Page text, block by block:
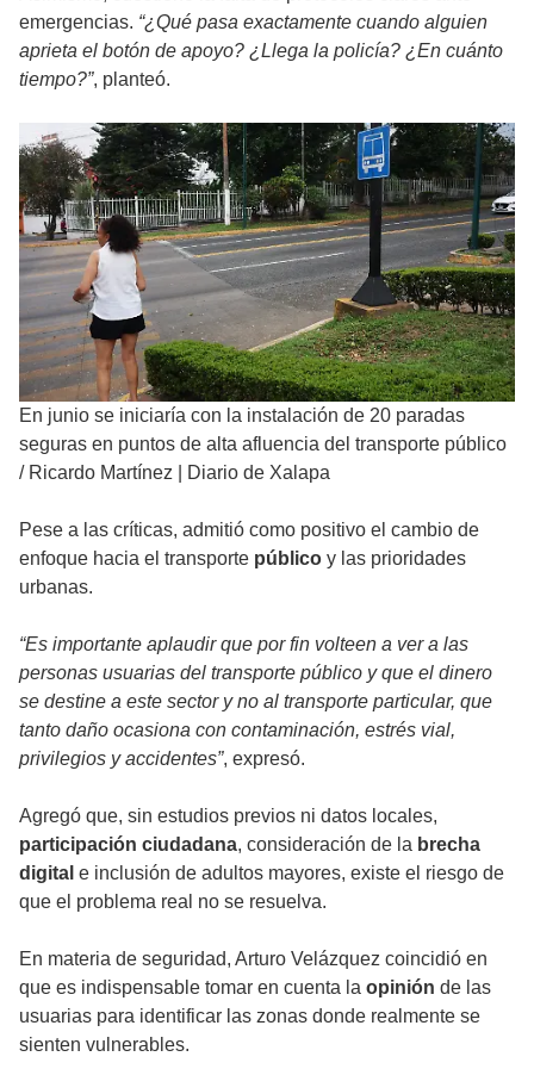
emergencias. “¿Qué pasa exactamente cuando alguien
aprieta el botón de apoyo? ¿Llega la policía? ¿En cuánto
tiempo?”, planteó.
En junio se iniciaría con la instalación de 20 paradas
seguras en puntos de alta afluencia del transporte público
/ Ricardo Martínez | Diario de Xalapa
Pese a las críticas, admitió como positivo el cambio de
enfoque hacia el transporte público y las prioridades
urbanas.
“Es importante aplaudir que por fin volteen a ver a las
personas usuarias del transporte público y que el dinero
se destine a este sector y no al transporte particular, que
tanto daño ocasiona con contaminación, estrés vial,
privilegios y accidentes”, expresó.
Agregó que, sin estudios previos ni datos locales,
participación ciudadana, consideración de la brecha
digital e inclusión de adultos mayores, existe el riesgo de
que el problema real no se resuelva.
En materia de seguridad, Arturo Velázquez coincidió en
que es indispensable tomar en cuenta la opinión de las
usuarias para identificar las zonas donde realmente se
sienten vulnerables.